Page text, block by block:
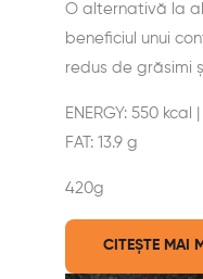
O alternativă la
beneficiul unui
redus de grăsimi
ENERGY: 550 kcal |
FAT: 13.9 g
420g
CITEȘTE MAI